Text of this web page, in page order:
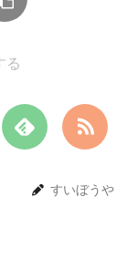
る
すいぼうや